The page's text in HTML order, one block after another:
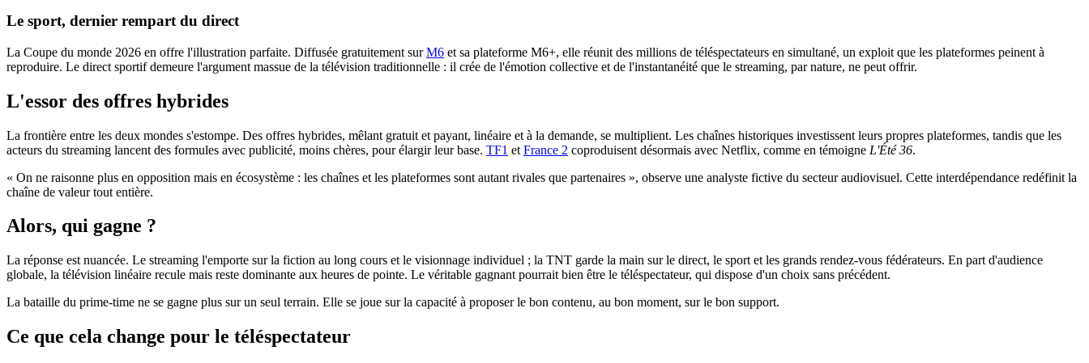
Le sport, dernier rempart du direct
La Coupe du monde 2026 en offre l'illustration parfaite. Diffusée gratuitement surM6 et sa plateforme M6+, elle réunit des millions de téléspectateurs en simultané, un exploit que les plateformes peinent à
reproduire. Le direct sportif demeure l'argument massue de la télévision traditionnelle : il crée de l'émotion collective et de l'instantanéité que le streaming, par nature, ne peut offrir.
L'essor des offres hybrides
La frontière entre les deux mondes s'estompe. Des offres hybrides, mêlant gratuit et payant, linéaire et à la demande, se multiplient. Les chaînes historiques investissent leurs propres plateformes, tandis que les
acteurs du streaming lancent des formules avec publicité, moins chères, pour élargir leur base. TF1 et France 2 coproduisent désormais avec Netflix, comme en témoigne L'Été 36.
« On ne raisonne plus en opposition mais en écosystème : les chaînes et les plateformes sont autant rivales que partenaires », observe une analyste fictive du secteur audiovisuel. Cette interdépendance redéfinit la
chaîne de valeur tout entière.
Alors, qui gagne ?
La réponse est nuancée. Le streaming l'emporte sur la fiction au long cours et le visionnage individuel ; la TNT garde la main sur le direct, le sport et les grands rendez-vous fédérateurs. En part d'audience
globale, la télévision linéaire recule mais reste dominante aux heures de pointe. Le véritable gagnant pourrait bien être le téléspectateur, qui dispose d'un choix sans précédent.
La bataille du prime-time ne se gagne plus sur un seul terrain. Elle se joue sur la capacité à proposer le bon contenu, au bon moment, sur le bon support.
Ce que cela change pour le téléspectateur